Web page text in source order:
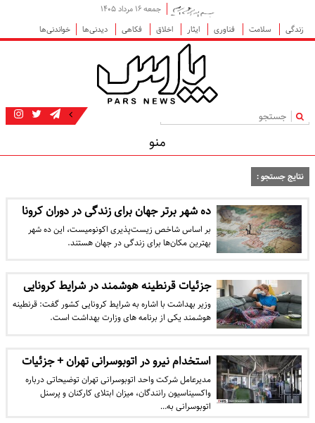
جمعه ۱۶ مرداد ۱۴۰۵
زندگی
سلامت فناوری ایثار اخلاق فکاهی دیدنی‌ها خواندنی‌ها
|
منو
نتایج جستجو :
ده شهر برتر جهان برای زندگی در دوران کرونا
بر اساس شاخص زیست‌پذیری اکونومیست، این ده شهر
بهترین مکان‌ها برای زندگی در جهان هستند.
جزئیات قرنطینه هوشمند در شرایط کرونایی
وزیر بهداشت با اشاره به شرایط کرونایی کشور گفت: قرنطینه
هوشمند یکی از برنامه های وزارت بهداشت است.
استخدام نیرو در اتوبوسرانی تهران + جزئیات
مدیرعامل شرکت واحد اتوبوسرانی تهران توضیحاتی درباره
واکسیناسیون رانندگان، میزان ابتلای کارکنان و پرسنل
اتوبوسرانی به…